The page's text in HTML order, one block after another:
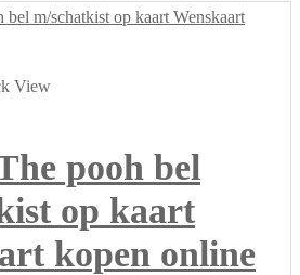
View
pooh bel
op kaart
kopen online